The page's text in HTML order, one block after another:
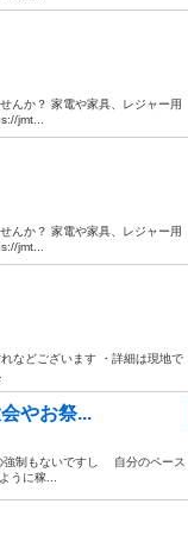
か？ 家電や家具、レジャー用
jmt...
か？ 家電や家具、レジャー用
jmt...
などございます ・詳細は現地で
やお祭...
制もないですし 自分のペース
うに稼...